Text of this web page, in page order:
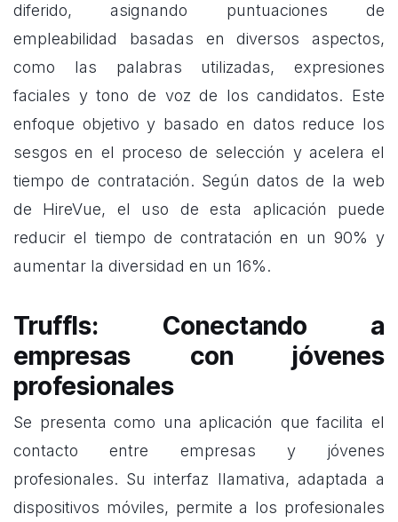
diferido, asignando puntuaciones de
empleabilidad basadas en diversos aspectos,
como las palabras utilizadas, expresiones
faciales y tono de voz de los candidatos. Este
enfoque objetivo y basado en datos reduce los
sesgos en el proceso de selección y acelera el
tiempo de contratación. Según datos de la web
de HireVue, el uso de esta aplicación puede
reducir el tiempo de contratación en un 90% y
aumentar la diversidad en un 16%.
Truffls: Conectando a
empresas con jóvenes
profesionales
Se presenta como una aplicación que facilita el
contacto entre empresas y jóvenes
profesionales. Su interfaz llamativa, adaptada a
dispositivos móviles, permite a los profesionales